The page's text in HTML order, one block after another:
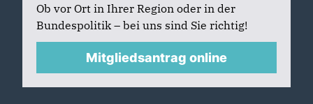
Ob vor Ort in Ihrer Region oder in der
Bundespolitik – bei uns sind Sie richtig!
Mitgliedsantrag online